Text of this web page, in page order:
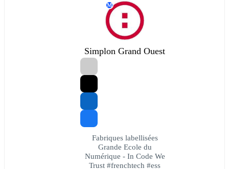
M
Simplon Grand Ouest
Fabriques labellisées
Grande Ecole du
Numérique - In Code We
Trust #frenchtech #ess